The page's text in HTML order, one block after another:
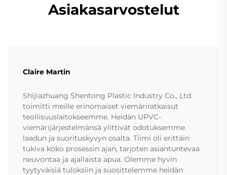
Asiakasarvostelut
Claire Martin
Shijiazhuang Shentong Plastic Industry Co., Ltd.
toimitti meille erinomaiset viemäriratkaisut
teollisuuslaitokseemme. Heidän UPVC-
viemärijärjestelmänsä ylittivät odotuksemme
laadun ja suorituskyvyn osalta. Tiimi oli erittäin
tukiva koko prosessin ajan, tarjoten asiantuntevaa
neuvontaa ja ajallaista apua. Olemme hyvin
tyytyväisiä tuloksiin ja suosittelemme heidän